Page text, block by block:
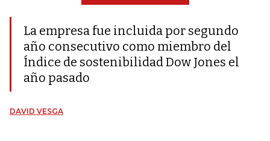
La empresa fue incluida por segundo
año consecutivo como miembro del
Índice de sostenibilidad Dow Jones el
año pasado
DAVID VESGA